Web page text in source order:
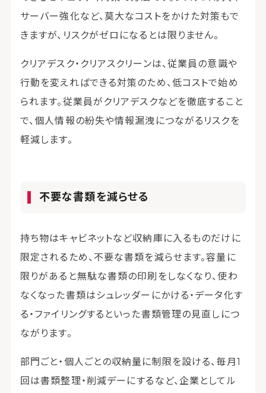
サーバー強化など、莫大なコストをかけた対策もで
きますが、リスクがゼロになるとは限りません。
クリアデスク・クリアスクリーンは、従業員の意識や
行動を変えればできる対策のため、低コストで始め
られます。従業員がクリアデスクなどを徹底すること
で、個人情報の紛失や情報漏洩につながるリスクを
軽減します。
不要な書類を減らせる
持ち物はキャビネットなど収納庫に入るものだけに
限定されるため、不要な書類を減らせます。容量に
限りがあると無駄な書類の印刷をしなくなり、使わ
なくなった書類はシュレッダーにかける・データ化す
る・ファイリングするといった書類管理の見直しにつ
ながります。
部門ごと・個人ごとの収納量に制限を設ける、毎月1
回は書類整理・削減デーにするなど、企業としてル